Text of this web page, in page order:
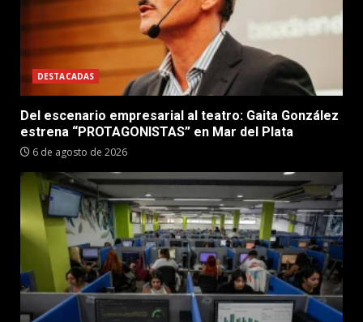
DESTACADAS
Del escenario empresarial al teatro: Gaita González
estrena “PROTAGONISTAS” en Mar del Plata
6 de agosto de 2026